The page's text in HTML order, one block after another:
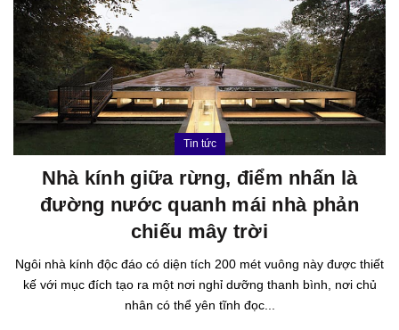
Tin tức
Nhà kính giữa rừng, điểm nhấn là
đường nước quanh mái nhà phản
chiếu mây trời
Ngôi nhà kính độc đáo có diện tích 200 mét vuông này được thiết
kế với mục đích tạo ra một nơi nghỉ dưỡng thanh bình, nơi chủ
nhân có thể yên tĩnh đọc...